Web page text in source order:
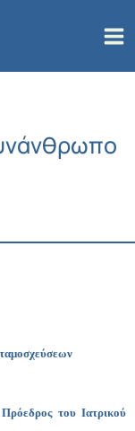
του Ιατρικού